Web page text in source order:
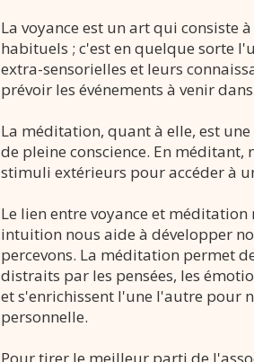
La voyance est un art qui consiste
habituels ; c'est en quelque sorte
extra-sensorielles et leurs
prévoir les événements à venir
La méditation, quant à elle, est
de pleine conscience. En
stimuli extérieurs pour accéder à
Le lien entre voyance et
intuition nous aide à développer
percevons. La méditation permet
distraits par les pensées, les
et s'enrichissent l'une l'autre pour
personnelle.